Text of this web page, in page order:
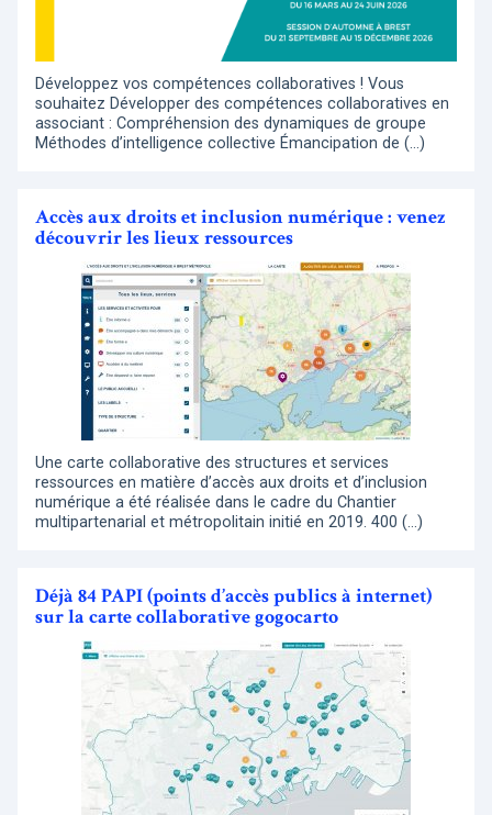
Développez vos compétences collaboratives ! Vous
souhaitez Développer des compétences collaboratives en
associant : Compréhension des dynamiques de groupe
Méthodes d’intelligence collective Émancipation de (…)
Accès aux droits et inclusion numérique : venez
découvrir les lieux ressources
Une carte collaborative des structures et services
ressources en matière d’accès aux droits et d’inclusion
numérique a été réalisée dans le cadre du Chantier
multipartenarial et métropolitain initié en 2019. 400 (…)
Déjà 84 PAPI (points d’accès publics à internet)
sur la carte collaborative gogocarto